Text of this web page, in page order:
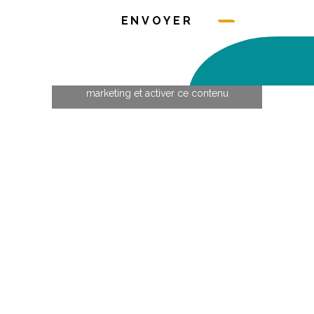
ENVOYER
Cliquez pour accepter les cookies
marketing et activer ce contenu